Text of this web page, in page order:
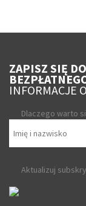
ZAPISZ SIĘ DO
INFORMACJE
Dlaczego warto
Aktualizuj